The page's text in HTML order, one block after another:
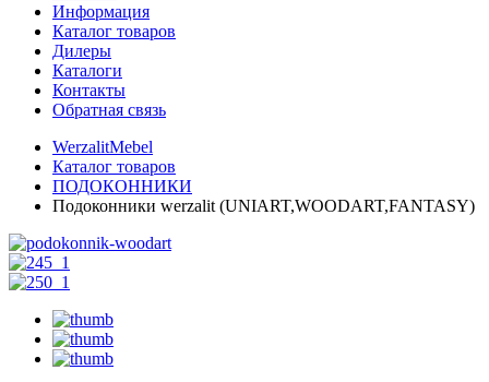
Информация
Каталог товаров
Дилеры
Каталоги
Контакты
Обратная связь
WerzalitMebel
Каталог товаров
ПОДОКОННИКИ
Подоконники werzalit (UNIART,WOODART,FANTASY)